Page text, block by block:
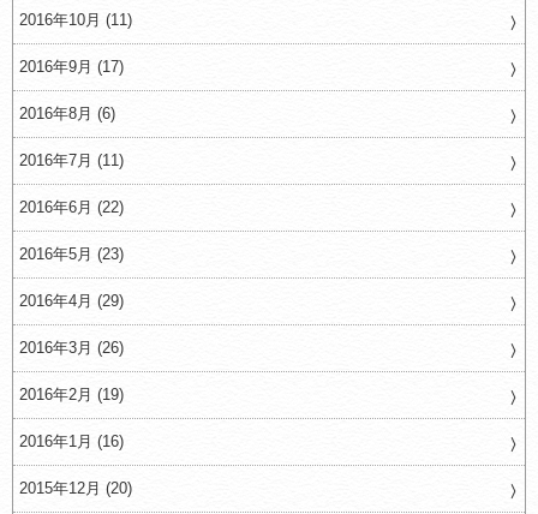
2016年10月 (11)
2016年9月 (17)
2016年8月 (6)
2016年7月 (11)
2016年6月 (22)
2016年5月 (23)
2016年4月 (29)
2016年3月 (26)
2016年2月 (19)
2016年1月 (16)
2015年12月 (20)